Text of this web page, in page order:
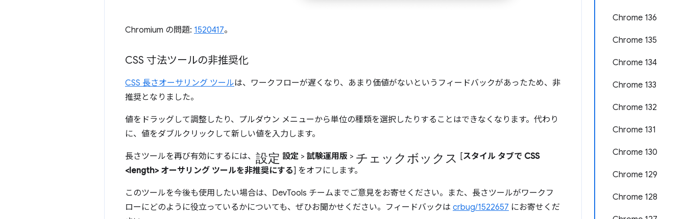
Chrome 136
Chrome 135
Chrome 134
Chrome 133
Chrome 132
Chrome 131
Chrome 130
Chrome 129
Chrome 128
Chromium の問題: 1520417。
CSS 寸法ツールの非推奨化
CSS 長さオーサリング ツールは、ワークフローが遅くなり、あまり価値がないというフィードバックがあったため、非
推奨となりました。
値をドラッグして調整したり、プルダウン メニューから単位の種類を選択したりすることはできなくなります。代わり
に、値をダブルクリックして新しい値を入力します。
長さツールを再び有効にするには、 設定 設定 > 試験運用版 > チェックボックス [スタイル タブで CSS
<length> オーサリング ツールを非推奨にする] をオフにします。
このツールを今後も使用したい場合は、DevTools チームまでご意見をお寄せください。また、長さツールがワークフ
ローにどのように役立っているかについても、ぜひお聞かせください。フィードバックは crbug/1522657 にお寄せくだ